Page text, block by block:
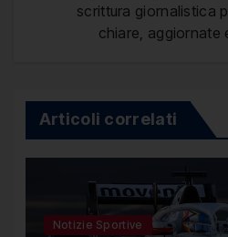
scrittura giornalistica
chiare, aggiornate
Articoli correlati
Notizie Sportive